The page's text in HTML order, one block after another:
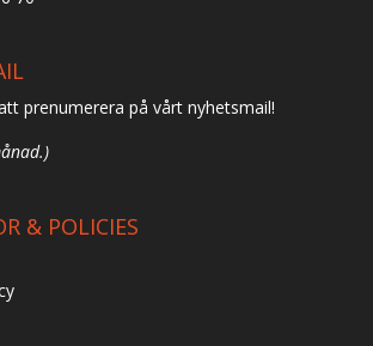
prenumerera på vårt nyhetsmail!
& POLICIES